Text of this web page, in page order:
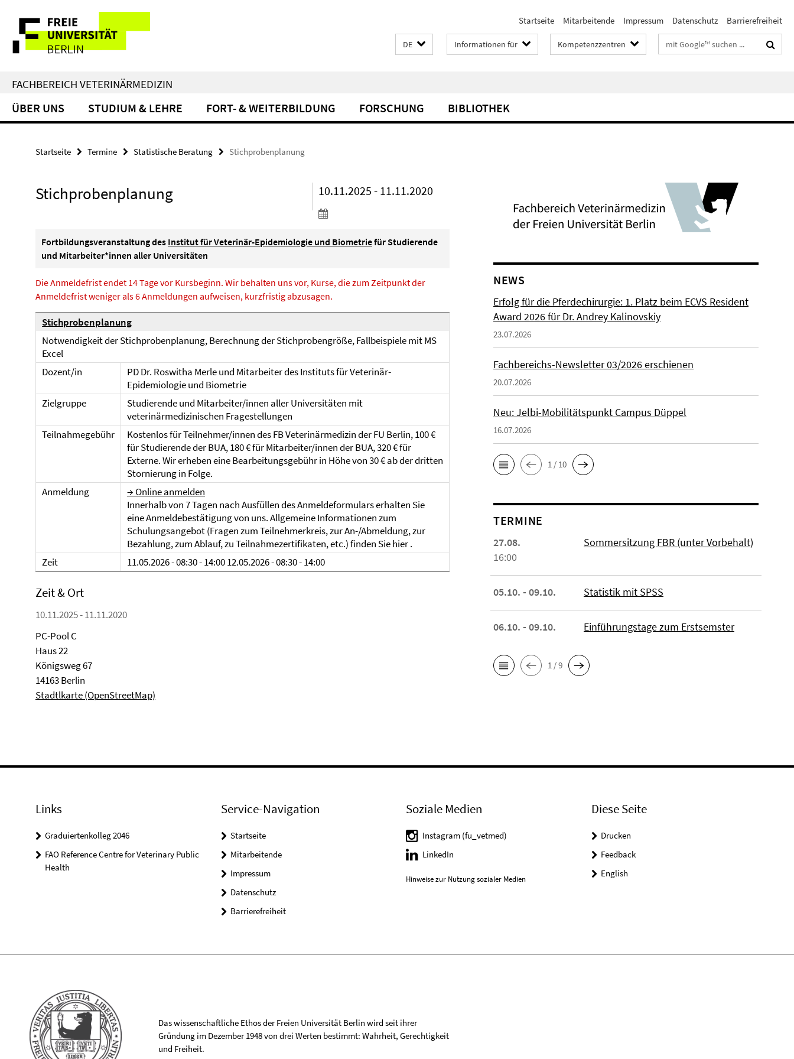
direkt
Inhalt
Service-
Navigation
Startseite Mitarbeitende Impressum Datenschutz Barrierefreiheit
DE Informationen für Kompetenzzentren Suchbegriffe
FACHBEREICH VETERINÄRMEDIZIN
ÜBER UNS STUDIUM & LEHRE FORT- & WEITERBILDUNG FORSCHUNG BIBLIOTHEK
Startseite Termine Statistische Beratung Stichprobenplanung
Stichprobenplanung 10.11.2025 - 11.11.2020
Fortbildungsveranstaltung des Institut für Veterinär-Epidemiologie und Biometriefür Studierende
und Mitarbeiter*innen aller Universitäten
Die Anmeldefrist endet 14 Tage vor Kursbeginn. Wir behalten uns vor, Kurse, die zum Zeitpunkt der
Anmeldefrist weniger als 6 Anmeldungen aufweisen, kurzfristig abzusagen.
Stichprobenplanung
Notwendigkeit der Stichprobenplanung, Berechnung der Stichprobengröße, Fallbeispiele mit MS
Excel
Dozent/in
PD Dr. Roswitha Merle und Mitarbeiter des Instituts für Veterinär-
Epidemiologie und Biometrie
Zielgruppe
Studierende und Mitarbeiter/innen aller Universitäten mit
veterinärmedizinischen Fragestellungen
Teilnahmegebühr
Kostenlos für Teilnehmer/innen des FB Veterinärmedizin der FU Berlin, 100 €
für Studierende der BUA, 180 € für Mitarbeiter/innen der BUA, 320 € für
Externe. Wir erheben eine Bearbeitungsgebühr in Höhe von 30 € ab der dritten
Stornierung in Folge.
Anmeldung
→ Online anmelden
Innerhalb von 7 Tagen nach Ausfüllen des Anmeldeformulars erhalten Sie
eine Anmeldebestätigung von uns. Allgemeine Informationen zum
Schulungsangebot (Fragen zum Teilnehmerkreis, zur An-/Abmeldung, zur
Bezahlung, zum Ablauf, zu Teilnahmezertifikaten, etc.) finden Sie hier .
Zeit
11.05.2026 - 08:30 - 14:00 12.05.2026 - 08:30 - 14:00
Zeit & Ort
10.11.2025 - 11.11.2020
PC-Pool C
Haus 22
Königsweg 67
14163 Berlin
Stadtlkarte (OpenStreetMap)
NEWS
Erfolg für die Pferdechirurgie: 1. Platz beim ECVS Resident
Award 2026 für Dr. Andrey Kalinovskiy
23.07.2026
Fachbereichs-Newsletter 03/2026 erschienen
20.07.2026
Neu: Jelbi-Mobilitätspunkt Campus Düppel
16.07.2026
1 / 10
TERMINE
27.08.
16:00
Sommersitzung FBR (unter Vorbehalt)
05.10. - 09.10. Statistik mit SPSS
06.10. - 09.10. Einführungstage zum Erstsemster
1 / 9
Links
Graduiertenkolleg 2046
FAO Reference Centre for Veterinary Public
Health
Service-Navigation
Startseite
Mitarbeitende
Impressum
Datenschutz
Barrierefreiheit
Soziale Medien
Instagram (fu_vetmed)
LinkedIn
Hinweise zur Nutzung sozialer Medien
Diese Seite
Drucken
Feedback
English
Das wissenschaftliche Ethos der Freien Universität Berlin wird seit ihrer
Gründung im Dezember 1948 von drei Werten bestimmt: Wahrheit, Gerechtigkeit
und Freiheit.